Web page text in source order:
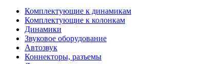
Комплектующие к динамикам
Комплектующие к колонкам
Динамики
Звуковое оборудование
Автозвук
Коннекторы, разъемы